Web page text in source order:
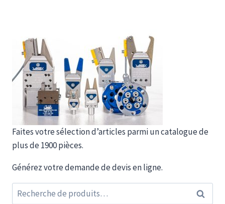
Faites votre sélection d’articles parmi un catalogue de
plus de 1900 pièces.
Générez votre demande de devis en ligne.
Recherche